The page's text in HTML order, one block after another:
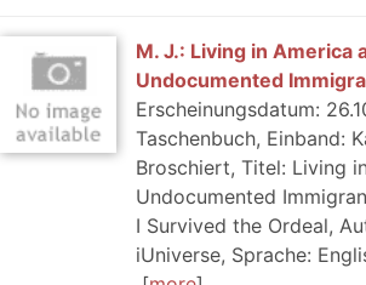
M. J.: Living in America
Undocumented
Erscheinungsdatum:
Taschenbuch, Einband:
Broschiert, Titel: Living
Undocumented
I Survived the Ordeal,
iUniverse, Sprache: